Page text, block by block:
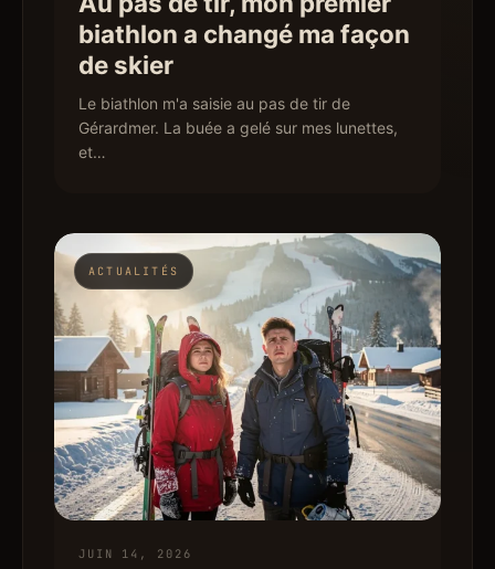
biathlon a changé ma façon
de skier
Le biathlon m'a saisie au pas de tir de
Gérardmer. La buée a gelé sur mes lunettes,
et…
ACTUALITÉS
JUIN 14, 2026